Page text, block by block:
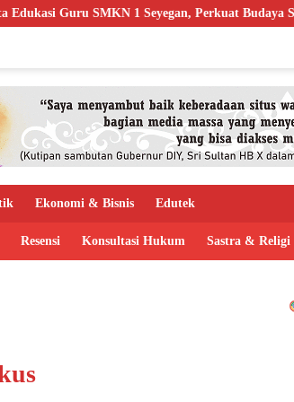
Seyegan, Perkuat Budaya Sadar Hukum di Sekolah
Ekonomi & Bisnis Edutek
Resensi Konsultasi Hukum Sastra & Religi